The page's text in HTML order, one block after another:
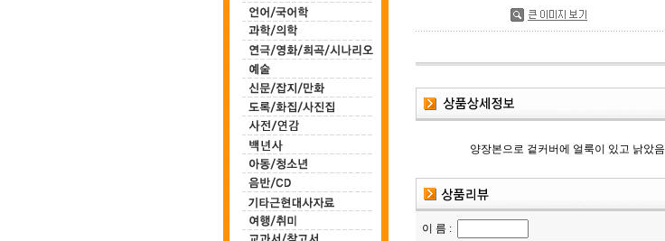
양장본으로 겉커버에 얼룩이 있고 낡았음
이 름 :